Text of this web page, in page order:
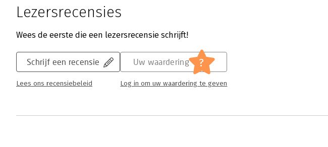
Lezersrecensies
Wees de eerste die een lezersrecensie schrijft!
Schrijf een recensie
Lees ons recensiebeleid
Uw waardering ?
Log in om uw waardering te geven